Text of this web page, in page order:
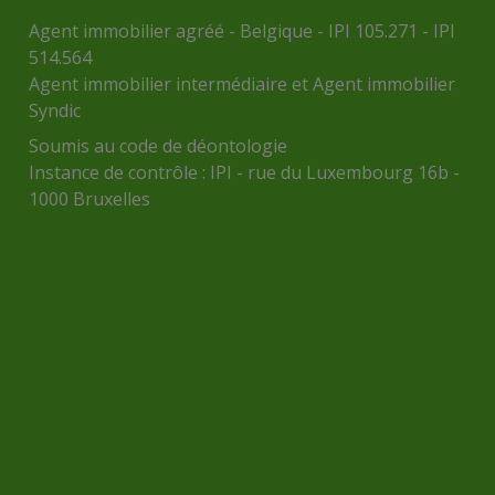
Agent immobilier agréé - Belgique - IPI 105.271 - IPI
514.564
Agent immobilier intermédiaire et Agent immobilier
Syndic
Soumis au code de déontologie
Instance de contrôle : IPI - rue du Luxembourg 16b -
1000 Bruxelles